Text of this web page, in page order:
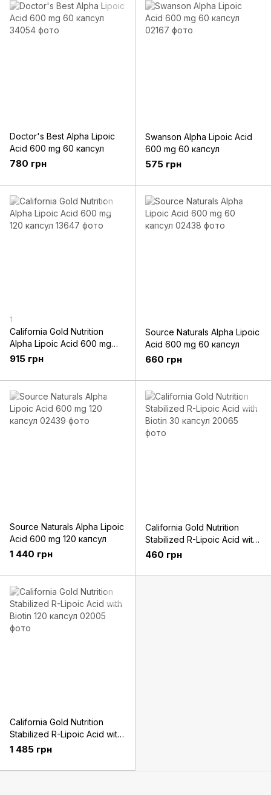
Doctor's Best Alpha Lipoic
Acid 600 mg 60 капсул
780 грн
Swanson Alpha Lipoic Acid
600 mg 60 капсул
575 грн
1
California Gold Nutrition
Alpha Lipoic Acid 600 mg
120 капсул
915 грн
Source Naturals Alpha Lipoic
Acid 600 mg 60 капсул
660 грн
Source Naturals Alpha Lipoic
Acid 600 mg 120 капсул
1 440 грн
California Gold Nutrition
Stabilized R-Lipoic Acid with
Biotin 30 капсул
460 грн
California Gold Nutrition
Stabilized R-Lipoic Acid with
Biotin 120 капсул
1 485 грн